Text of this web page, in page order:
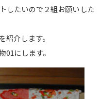
したいので２組お願いした
紹介します。
にします。